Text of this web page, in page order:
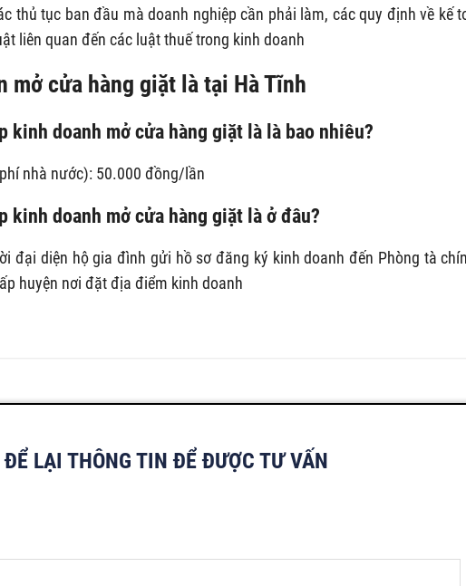
thủ tục ban đầu mà doanh nghiệp cần phải làm, các quy định về kế
liên quan đến các luật thuế trong kinh doanh
mở cửa hàng giặt là tại Hà Tĩnh
kinh doanh mở cửa hàng giặt là là bao nhiêu?
nhà nước): 50.000 đồng/lần
kinh doanh mở cửa hàng giặt là ở đâu?
đại diện hộ gia đình gửi hồ sơ đăng ký kinh doanh đến Phòng tà
huyện nơi đặt địa điểm kinh doanh
ĐỂ LẠI THÔNG TIN ĐỂ ĐƯỢC TƯ VẤN